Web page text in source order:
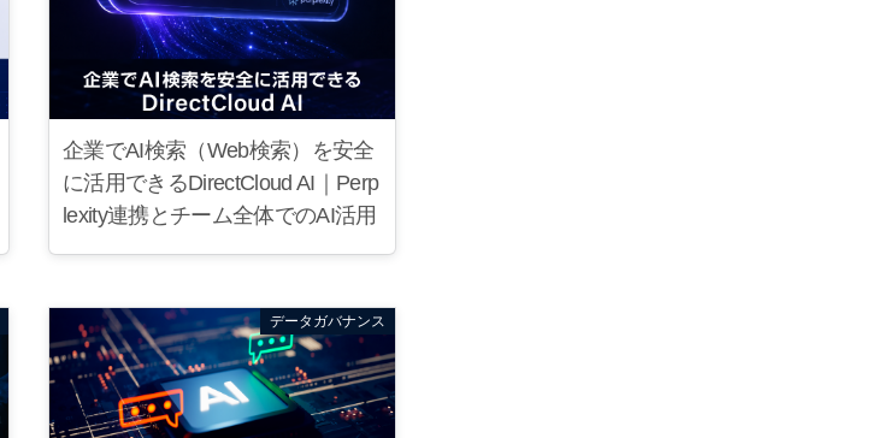
企業でAI検索（Web検索）を安全
に活用できるDirectCloud AI｜Perp
lexity連携とチーム全体でのAI活用
データガバナンス